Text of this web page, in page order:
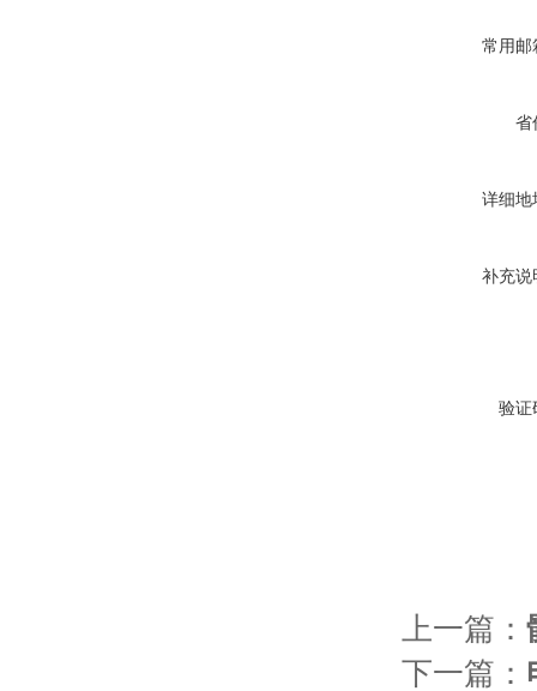
常用邮
省
详细地
补充说
验证
上一篇：
下一篇：